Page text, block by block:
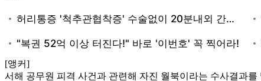
[앵커]
서해 공무원 피격 사건과 관련해 자진 월북이라는 수사결과